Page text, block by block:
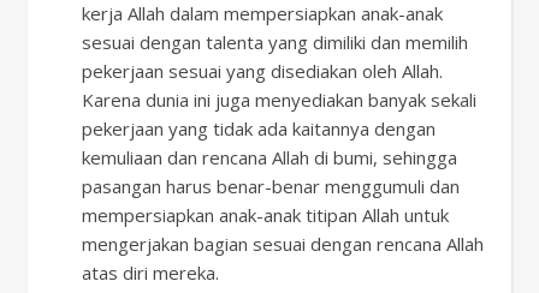
kerja Allah dalam mempersiapkan anak-anak
sesuai dengan talenta yang dimiliki dan memilih
pekerjaan sesuai yang disediakan oleh Allah.
Karena dunia ini juga menyediakan banyak sekali
pekerjaan yang tidak ada kaitannya dengan
kemuliaan dan rencana Allah di bumi, sehingga
pasangan harus benar-benar menggumuli dan
mempersiapkan anak-anak titipan Allah untuk
mengerjakan bagian sesuai dengan rencana Allah
atas diri mereka.